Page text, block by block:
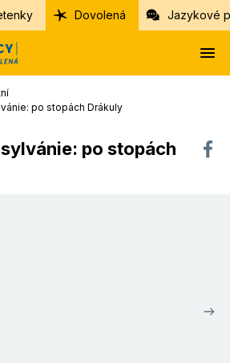
Dovolená Jazykové
po stopách Drákuly
po stopách